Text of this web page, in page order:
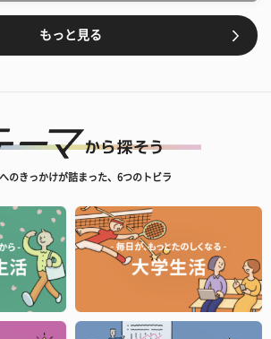
もっと見る
のきっかけが詰まった、6つのトビラ